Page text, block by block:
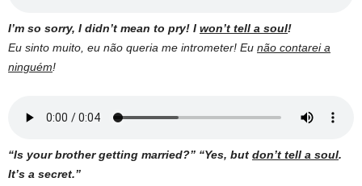
I’m so sorry, I didn’t mean to pry! I won’t tell a soul!
Eu sinto muito, eu não queria me intrometer! Eu não contarei a
ninguém!
“Is your brother getting married?” “Yes, but don’t tell a soul.
It’s a secret.”